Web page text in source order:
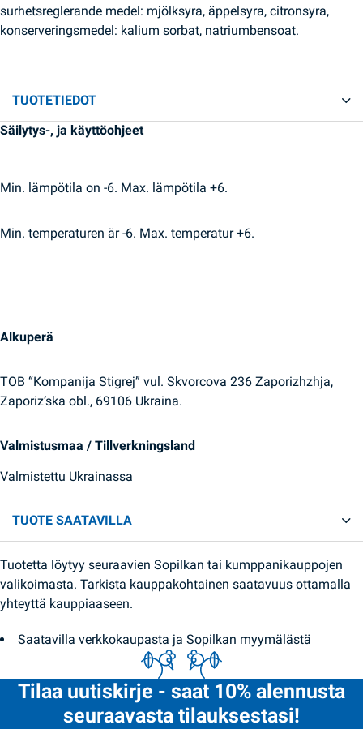
surhetsreglerande medel: mjölksyra, äppelsyra, citronsyra,
konserveringsmedel: kalium sorbat, natriumbensoat.
TUOTETIEDOT
Säilytys-, ja käyttöohjeet
Min. lämpötila on -6. Max. lämpötila +6.
Min. temperaturen är -6. Max. temperatur +6.
Alkuperä
TOB “Kompanija Stigrej” vul. Skvorcova 236 Zaporizhzhja,
Zaporiz’ska obl., 69106 Ukraina.
Valmistusmaa / Tillverkningsland
Valmistettu Ukrainassa
TUOTE SAATAVILLA
Tuotetta löytyy seuraavien Sopilkan tai kumppanikauppojen
valikoimasta. Tarkista kauppakohtainen saatavuus ottamalla
yhteyttä kauppiaaseen.
Saatavilla verkkokaupasta ja Sopilkan myymälästä
Tilaa uutiskirje - saat 10% alennusta
seuraavasta tilauksestasi!